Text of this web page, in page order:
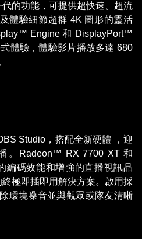
的功能，可提供超快速、超流
體驗細節超群 4K 圖形的靈活
Engine 和 DisplayPort™
體驗，體驗影片播放多達 680
Studio，搭配全新硬體 ，迎
。Radeon™ RX 7700 XT 和
編碼效能和增強的直播視訊品
極即插即用解決方案。啟用採
環境噪音並與觀眾或隊友清晰